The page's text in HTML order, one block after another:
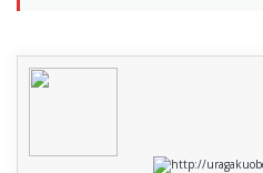
http://